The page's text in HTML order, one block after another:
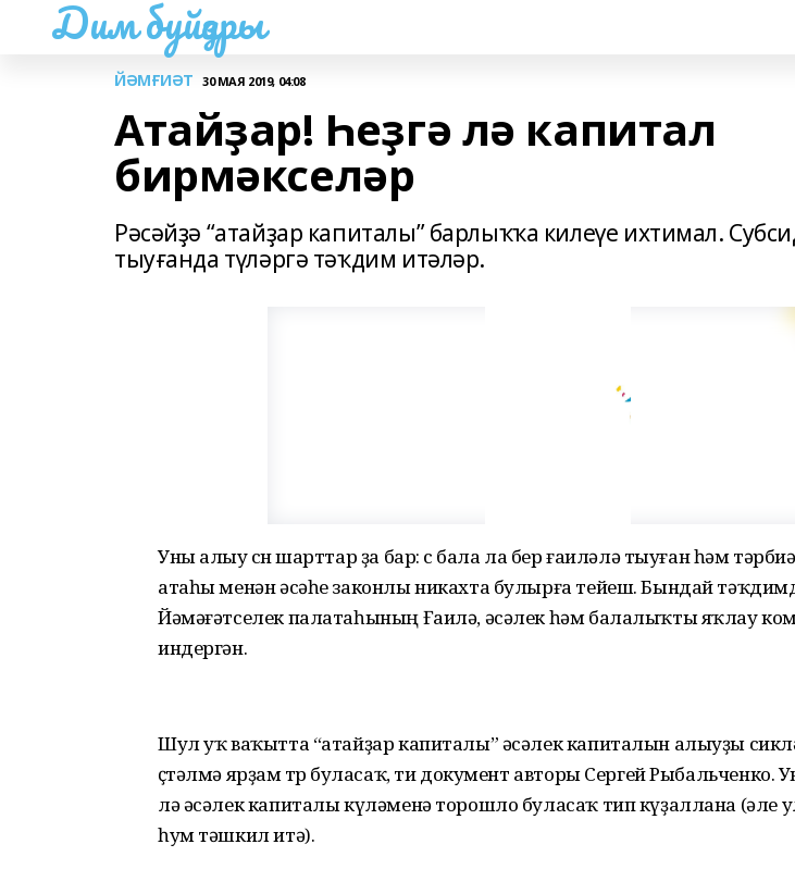
Дим буйҙары
ЙӘМҒИӘТ 30 МАЯ 2019, 04:08
Атайҙар! Һеҙгә лә капитал
бирмәкселәр
Рәсәйҙә “атайҙар капиталы” барлыҡҡа килеүе ихтимал.
тыуғанда түләргә тәҡдим итәләр.
Уны алыу өсөн шарттар ҙа бар: өс бала ла бер ғаиләлә тыуған һәм
атаһы менән әсәһе законлы никахта булырға тейеш. Бындай
Йәмәғәтселек палатаһының Ғаилә, әсәлек һәм балалыҡты яҡлау
индергән.
Шул уҡ ваҡытта “атайҙар капиталы” әсәлек капиталын алыуҙы
өҫтәлмә ярҙам төрө буласаҡ, ти документ авторы Сергей Рыбальченко.
лә әсәлек капиталы күләменә торошло буласаҡ тип күҙаллана (әле
һум тәшкил итә).